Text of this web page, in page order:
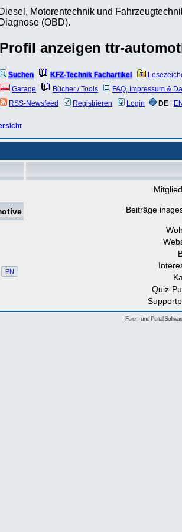
Diesel, Motorentechnik und
Diagnose (OBD).
Profil anzeigen ttr-
Suchen KFZ-Technik Fachartikel
Garage
Bücher / Tools
FAQ, Impressum &
RSS-Newsfeed
Registrieren Login DE EN
Beiträge
Quiz-
PN
Foren- und Portal-